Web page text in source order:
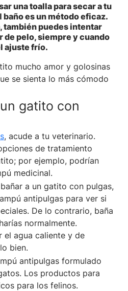
una toalla para secar a tu
es un método eficaz.
también puedes intentar
de pelo, siempre y cuando
ajuste frío.
mucho amor y golosinas
se sienta lo más cómodo
gatito con
, acude a tu veterinario.
de tratamiento
por ejemplo, podrían
medicinal.
a un gatito con pulgas,
antipulgas para ver si
De lo contrario, baña
normalmente.
el agua caliente y de
bien.
antipulgas formulado
Los productos para
para los felinos.